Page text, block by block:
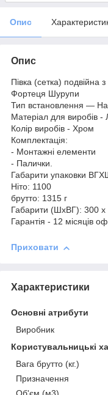
Опис
Опис
Півка (сетка) подвійна
Фортеця Шурупи
Тип встановлення —
Матеріал для виробів -
Колір виробів - Хром
Комплектація:
- Монтажні елементи
- Палички.
Габарити упаковки
Ніто: 1100
брутто: 1315 г
Габарити (ШхВГ): 300
Гарантія - 12 місяців
Приховати
Характеристики
Основні атрибути
Виробник
Користувальницькі
Вага брутто (кг.)
Призначення